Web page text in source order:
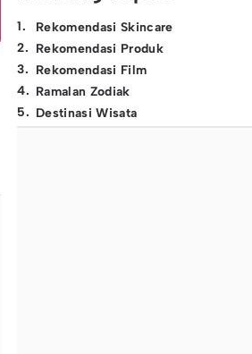
1.
Rekomendasi Skincare
2. Rekomendasi Produk
3. Rekomendasi Film
4. Ramalan Zodiak
5. Destinasi Wisata